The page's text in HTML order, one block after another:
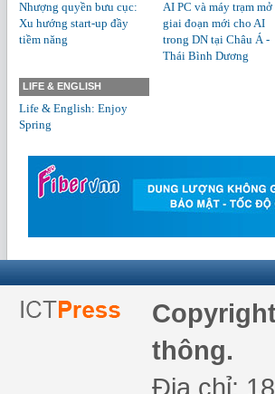
Nhượng quyền bưu cục:
Xu hướng start-up đầy
tiềm năng
AI PC và máy trạm mở
giai đoạn mới cho AI
trong DN tại Châu Á -
Thái Bình Dương
LIFE & ENGLISH
Life & English: Enjoy
Spring
thông.
Địa chỉ: